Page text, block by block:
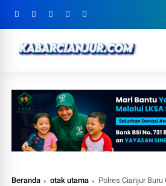
Beranda otak utama Polres Cianjur Buru